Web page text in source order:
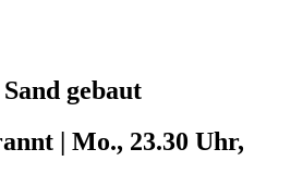
gebaut
| Mo., 23.30 Uhr,